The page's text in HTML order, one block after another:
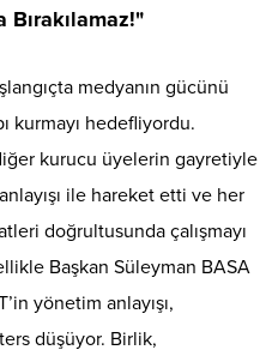
medyanın gücünü
kurmayı hedefliyordu.
kurucu üyelerin gayretiyle
ile hareket etti ve her
doğrultusunda çalışmayı
Başkan Süleyman BASA
yönetim anlayışı,
düşüyor. Birlik,